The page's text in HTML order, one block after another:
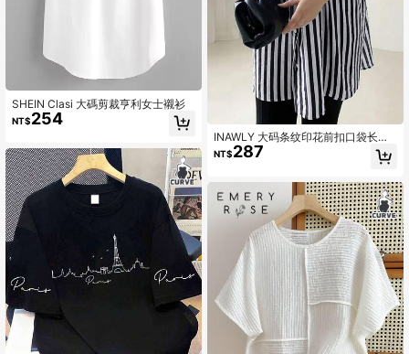
SHEIN Clasi 大碼剪裁亨利女士襯衫
NT$254
INAWLY 大码条纹印花前扣口袋长袖
衬衫
NT$287